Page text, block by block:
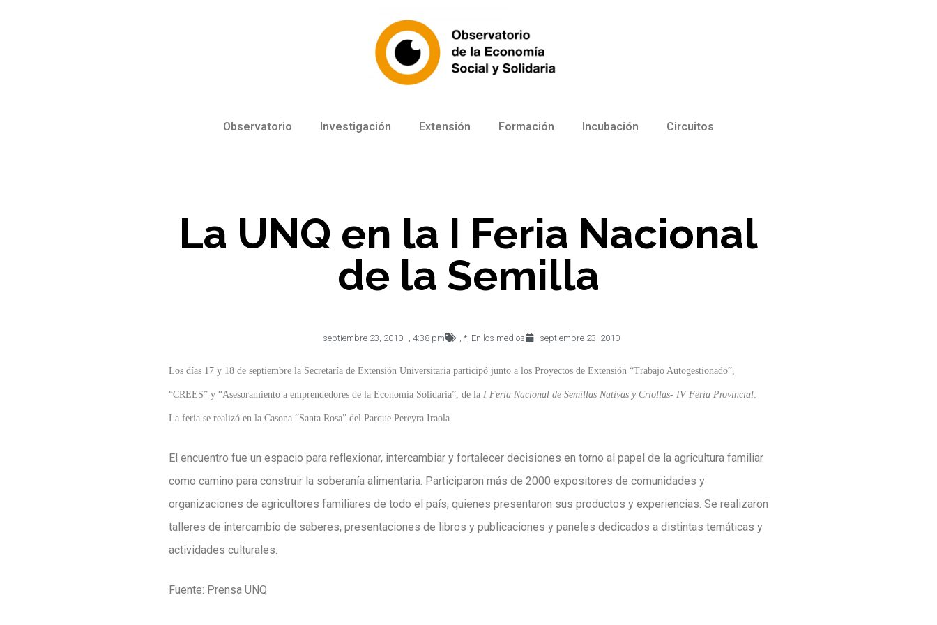
Observatorio Investigación Extensión Formación Incubación Circuitos
La UNQ en la I Feria Nacional
de la Semilla
septiembre 23, 2010 4:38 pm * En los medios septiembre 23, 2010
Los días 17 y 18 de septiembre la Secretaría de Extensión Universitaria participó junto a los Proyectos de Extensión “Trabajo Autogestionado”,
“CREES” y “Asesoramiento a emprendedores de la Economía Solidaria”, de la I Feria Nacional de Semillas Nativas y Criollas- IV Feria Provincial
La feria se realizó en la Casona “Santa Rosa” del Parque Pereyra Iraola.
El encuentro fue un espacio para reflexionar, intercambiar y fortalecer decisiones en torno al papel de la agricultura familiar
como camino para construir la soberanía alimentaria. Participaron más de 2000 expositores de comunidades y
organizaciones de agricultores familiares de todo el país, quienes presentaron sus productos y experiencias. Se realizaron
talleres de intercambio de saberes, presentaciones de libros y publicaciones y paneles dedicados a distintas temáticas y
actividades culturales.
Fuente: Prensa UNQ